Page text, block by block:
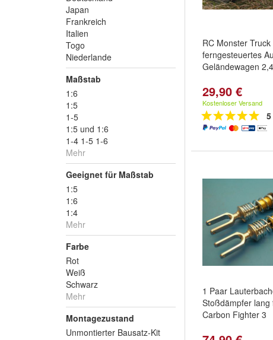
Japan
Frankreich
Italien
Togo
Niederlande
Maßstab
1:6
1:5
1-5
1:5 und 1:6
1-4 1-5 1-6
Mehr
Geeignet für Maßstab
1:5
1:6
1:4
Mehr
Farbe
Rot
Weiß
Schwarz
Mehr
Montagezustand
Unmontierter Bausatz-Kit
RC Monster
ferngesteuertes
Geländewagen
29,90 €
Kostenloser Versand
5
1 Paar
Stoßdämpfer lang
Carbon Fighter 3